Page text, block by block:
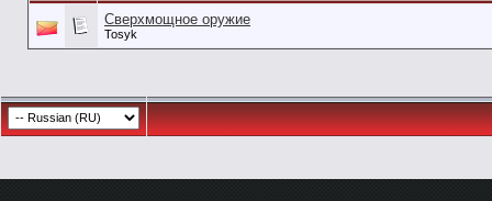
Сверхмощное оружие
Tosyk